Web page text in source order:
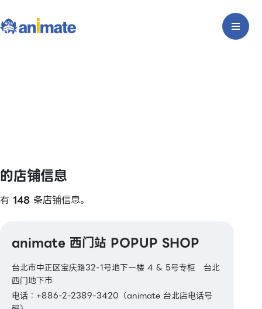
的店铺信息
有 148 条店铺信息。
animate 西门站 POPUP SHOP
台北市中正区宝庆路32-1号地下一楼 4 & 5号专柜 台北
西门地下市
电话：+886-2-2389-3420（animate 台北店电话号